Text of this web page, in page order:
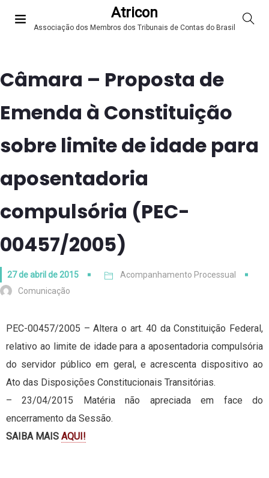
Atricon
Associação dos Membros dos Tribunais de Contas do Brasil
Câmara – Proposta de
Emenda à Constituição
sobre limite de idade para
aposentadoria
compulsória (PEC-
00457/2005)
27 de abril de 2015
Acompanhamento Processual
Comunicação
PEC-00457/2005 – Altera o art. 40 da Constituição Federal,
relativo ao limite de idade para a aposentadoria compulsória
do servidor público em geral, e acrescenta dispositivo ao
Ato das Disposições Constitucionais Transitórias.
– 23/04/2015 Matéria não apreciada em face do
encerramento da Sessão.
SAIBA MAIS AQUI!